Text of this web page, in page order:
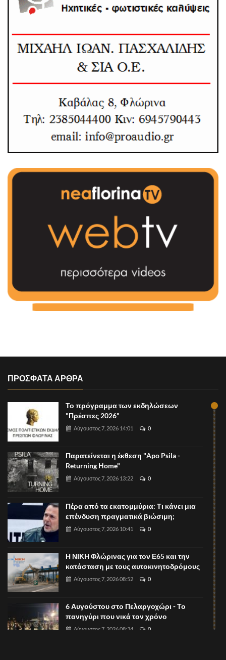
ΠΡΟΣΦΑΤΑ ΑΡΘΡΑ
Το πρόγραμμα των εκδηλώσεων
"Πρέσπες 2026"
Αύγουστος 7, 2026 14:01 0
Παρατείνεται η έκθεση "Apo Psila -
Returning Home"
Αύγουστος 7, 2026 13:22 0
Πέρα από τα εκατομμύρια: Τι κάνει μια
επένδυση πραγματικά βιώσιμη;
Αύγουστος 7, 2026 10:41 0
Η ΝΙΚΗ Φλώρινας για τον Ε65 και την
κατάσταση με τους αυτοκινητοδρόμους
Αύγουστος 7, 2026 08:52 0
6 Αυγούστου στο Πελαργοχώρι - Το
πανηγύρι που νικά τον χρόνο
Αύγουστος 7, 2026 08:34 0